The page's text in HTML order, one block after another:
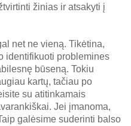
žinias ir atsakyti į
net ne vieną. Tikėtina,
identifikuoti problemines
būseną. Tokiu
kartų, tačiau po
su atitinkamais
Jei įmanoma,
galėsime suderinti balso